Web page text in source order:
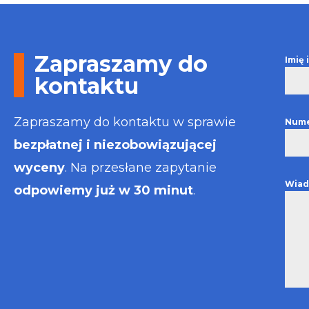
wystawiona
Zapraszamy do
kontaktu
Zapraszamy do kontaktu w sprawie
bezpłatnej i niezobowiązującej
wyceny. Na przesłane zapytanie
odpowiemy już w 30 minut.
Imię